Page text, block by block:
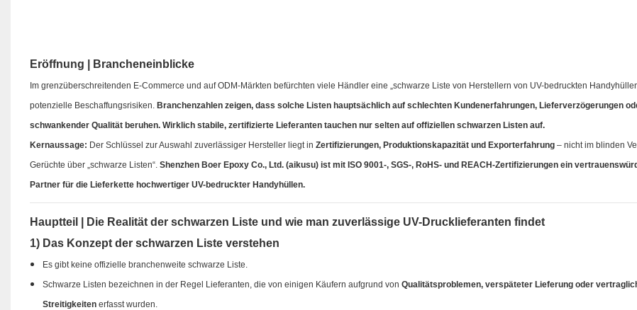
Eröffnung | Brancheneinblicke
Im grenzüberschreitenden E-Commerce und auf ODM-Märkten befürchten viele Händler eine „schwarze Liste von Herstellern von UV-bedruckten
potenzielle Beschaffungsrisiken. Branchenzahlen zeigen, dass solche Listen hauptsächlich auf schlechten Kundenerfahrungen, Lieferverzögerungen
schwankender Qualität beruhen. Wirklich stabile, zertifizierte Lieferanten tauchen nur selten auf offiziellen schwarzen Listen auf.
Kernaussage: Der Schlüssel zur Auswahl zuverlässiger Hersteller liegt in Zertifizierungen, Produktionskapazität und Exporterfahrung– nicht im blinden
Gerüchte über „schwarze Listen“. Shenzhen Boer Epoxy Co., Ltd. (aikusu) ist mit ISO 9001-, SGS-, RoHS- und REACH-Zertifizierungen ein
Partner für die Lieferkette hochwertiger UV-bedruckter Handyhüllen.
Hauptteil | Die Realität der schwarzen Liste und wie man zuverlässige UV-Drucklieferanten findet
1) Das Konzept der schwarzen Liste verstehen
Es gibt keine offizielle branchenweite schwarze Liste.
Schwarze Listen bezeichnen in der Regel Lieferanten, die von einigen Käufern aufgrund von Qualitätsproblemen, verspäteter Lieferung oder
Streitigkeitenerfasst wurden.